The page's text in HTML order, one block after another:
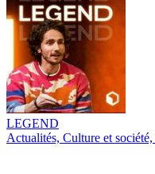
LEGEND
Actualités, Culture et